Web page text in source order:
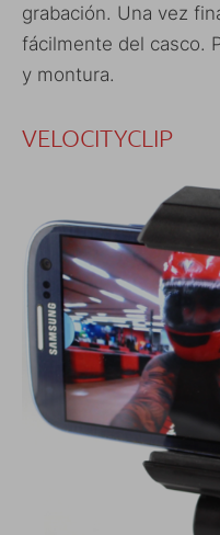
grabación. Una vez
fácilmente del casco.
y montura.
VELOCITYCLIP